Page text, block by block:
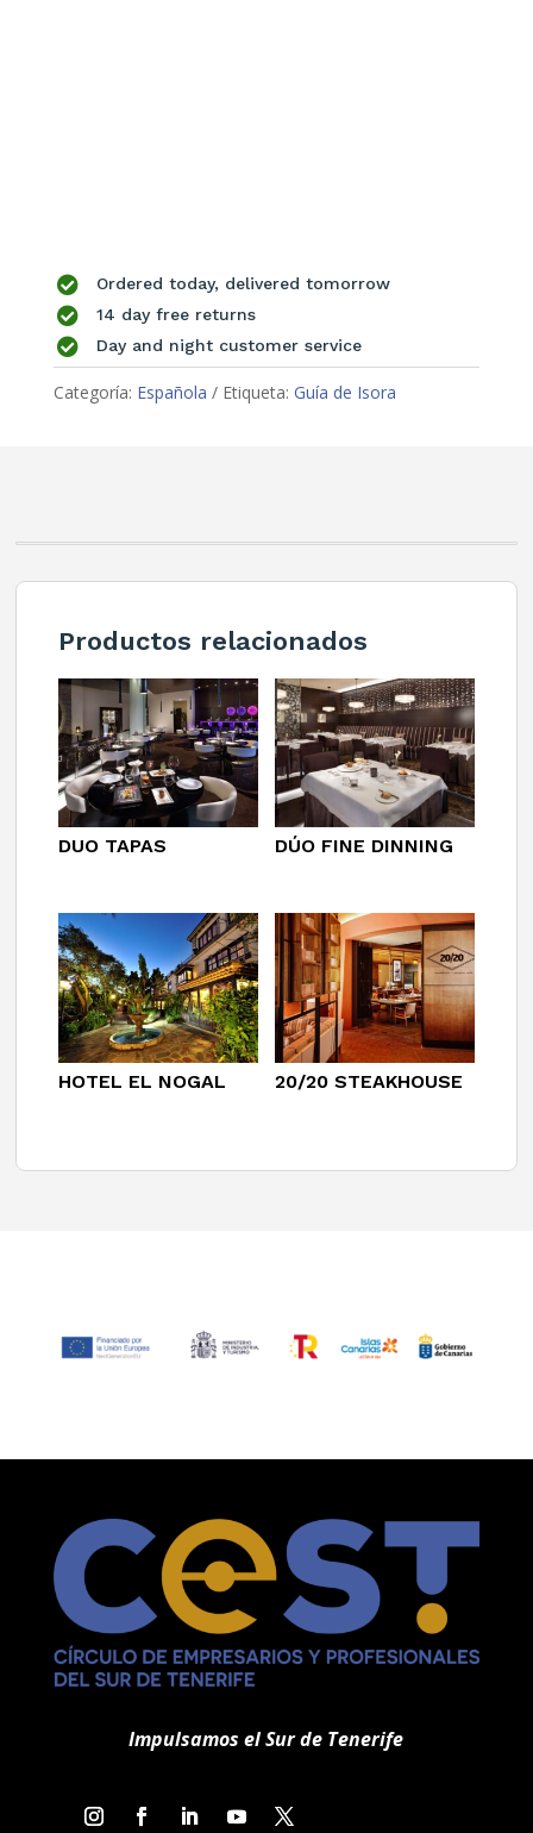
 Ordered today, delivered tomorrow
 14 day free returns
 Day and night customer service
Categoría: Española Etiqueta: Guía de Isora
Productos relacionados
DUO TAPAS DÚO FINE DINNING
HOTEL EL NOGAL 20/20 STEAKHOUSE
Impulsamos el Sur de Tenerife